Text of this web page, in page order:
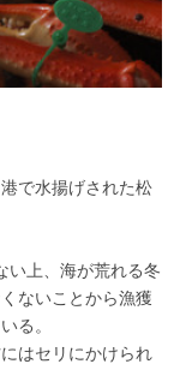
で水揚げされた松
い上、海が荒れる冬
ないことから漁獲
る。
はセリにかけられ